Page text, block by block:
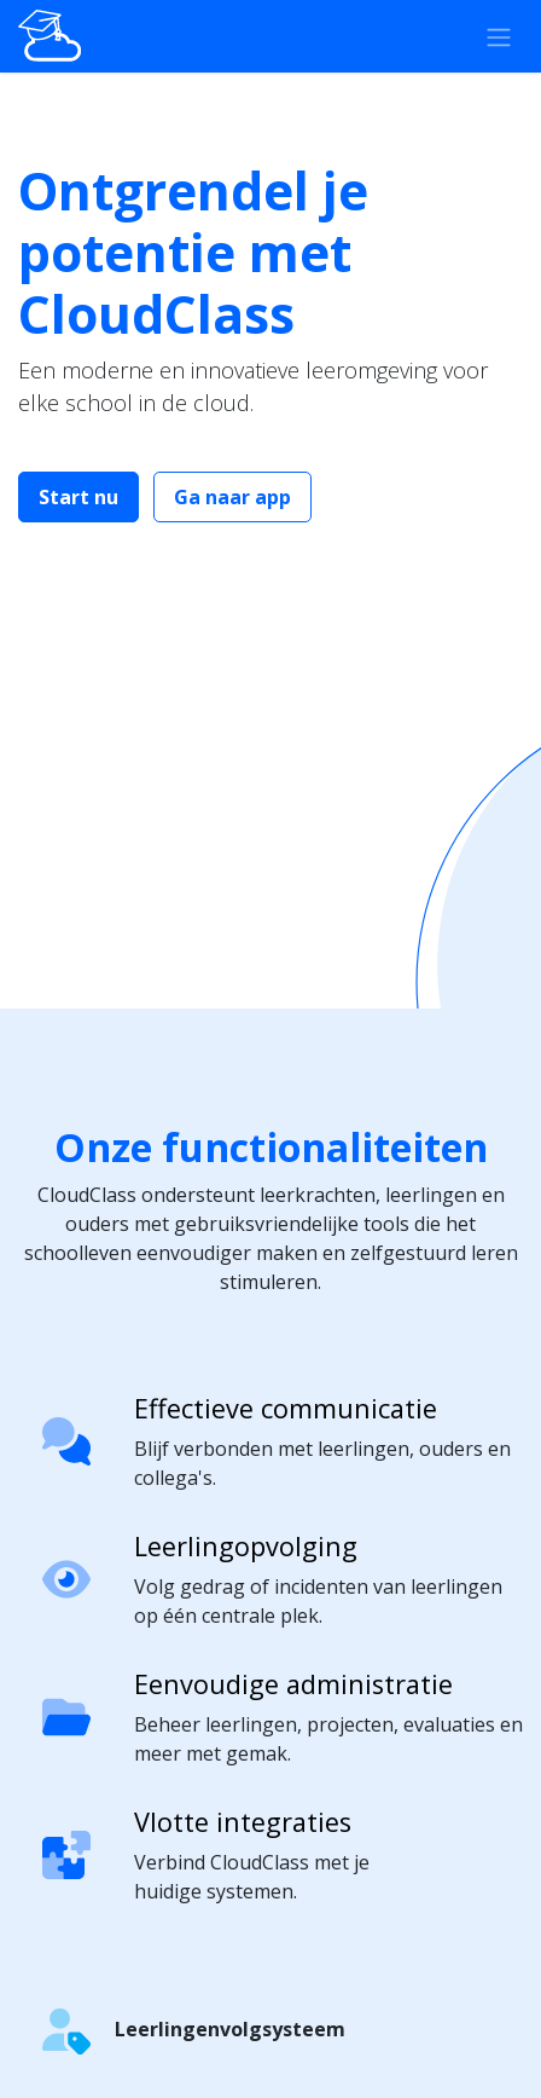
Overslaan naar inhoud
Ontgrendel je
potentie met
CloudClass
Een moderne en innovatieve leeromgeving voor
elke school in de cloud.
Start nu Ga naar app
Onze functionaliteiten
CloudClass ondersteunt leerkrachten, leerlingen en
ouders met gebruiksvriendelijke tools die het
schoolleven eenvoudiger maken en zelfgestuurd leren
stimuleren.
Effectieve communicatie
Blijf verbonden met leerlingen, ouders en
collega's.
Leerlingopvolging
Volg gedrag of incidenten van leerlingen
op één centrale plek.
Eenvoudige administratie
Beheer leerlingen, projecten, evaluaties en
meer met gemak.
Vlotte integraties
Verbind CloudClass met je
huidige systemen.
Leerlingenvolgsysteem